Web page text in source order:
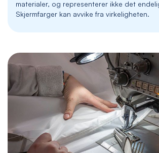
materialer, og representerer ikke det
Skjermfarger kan avvike fra virkeligheten.